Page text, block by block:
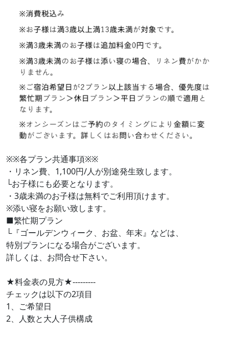
※※各プラン共通事項※※
・リネン費、1,100円/人が別途発生致します。
└お子様にも必要となります。
・3歳未満のお子様は無料でご利用頂けます。
※添い寝をお願い致します。
■繁忙期プラン
└『ゴールデンウィーク、お盆、年末』などは、
特別プランになる場合がございます。
詳しくは、お問合せ下さい。
★料金表の見方★---------
チェックは以下の2項目
1、ご希望日
2、人数と大人子供構成